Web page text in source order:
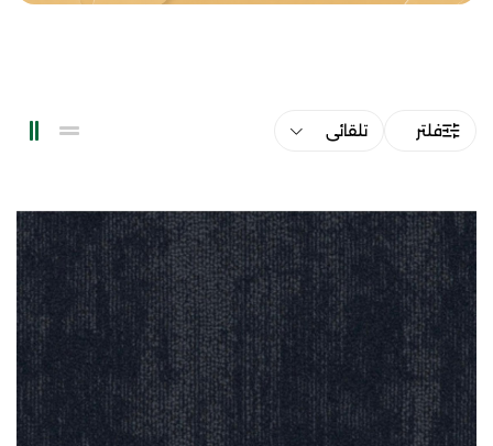
فلتر تلقائي